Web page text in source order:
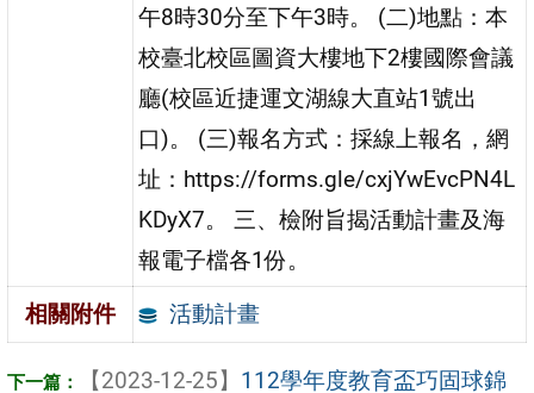
午8時30分至下午3時。 (二)地點：本
校臺北校區圖資大樓地下2樓國際會議
廳(校區近捷運文湖線大直站1號出
口)。 (三)報名方式：採線上報名，網
址：https://forms.gle/cxjYwEvcPN4L
KDyX7。 三、檢附旨揭活動計畫及海
報電子檔各1份。
相關附件
活動計畫
【2023-12-25】 112學年度教育盃巧固球錦